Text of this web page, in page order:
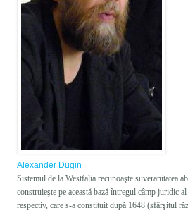
Alexander Dugin
Sistemul de la Westfalia recunoaşte suveranitatea
construieşte pe această bază întregul câmp juridic
respectiv, care s-a constituit după 1648 (sfârşitul